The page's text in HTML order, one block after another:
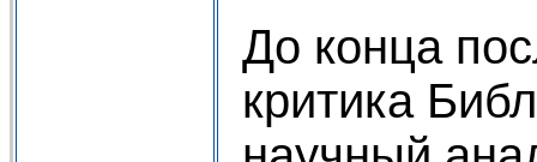
До конца
критика